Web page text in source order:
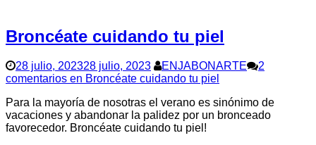
Broncéate cuidando tu piel
28 julio, 202328 julio, 2023 ENJABONARTE
2
comentarios en Broncéate cuidando tu piel
Para la mayoría de nosotras el verano es sinónimo de
vacaciones y abandonar la palidez por un bronceado
favorecedor. Broncéate cuidando tu piel!